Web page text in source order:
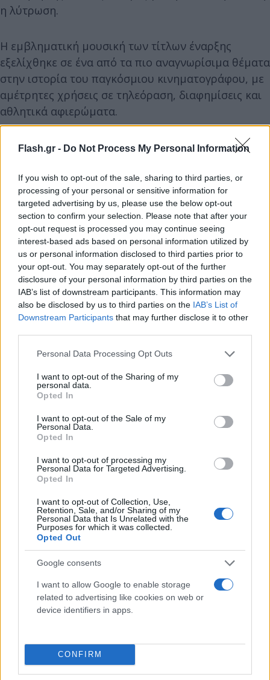
Flash.gr - Do Not Process My Personal Information
If you wish to opt-out of the sale, sharing to third parties, or
processing of your personal or sensitive information for
targeted advertising by us, please use the below opt-out
section to confirm your selection. Please note that after your
opt-out request is processed you may continue seeing
interest-based ads based on personal information utilized by
us or personal information disclosed to third parties prior to
your opt-out. You may separately opt-out of the further
disclosure of your personal information by third parties on the
IAB’s list of downstream participants. This information may
also be disclosed by us to third parties on the IAB’s List of
Downstream Participants that may further disclose it to other
Please note that this website/app uses one or more Google
not limited to your visit or usage behaviour. You may click to
grant or deny consent to Google and its third-party tags to
use your data for below specified purposes in below Google
consent section.
Personal Data Processing Opt Outs
I want to opt-out of the Sharing of my
personal data.
Opted In
I want to opt-out of the Sale of my
Personal Data.
Opted In
I want to opt-out of processing my
Personal Data for Targeted Advertising.
Opted In
I want to opt-out of Collection, Use,
Retention, Sale, and/or Sharing of my
Personal Data that Is Unrelated with the
Purposes for which it was collected.
Opted Out
Google consents
I want to allow Google to enable storage
related to advertising like cookies on web or
device identifiers in apps.
CONFIRM
η λύτρωση.
Η εμβληματική μουσική των τίτλων έναρξης
εξελίχθηκε σε ένα από τα πιο αναγνωρίσιμα θέματα
στην ιστορία του παγκόσμιου κινηματογράφου, με
αμέτρητες χρήσεις σε τηλεόραση, διαφημίσεις και
αθλητικά αφιερώματα.
Στα 54α Βραβεία Όσκαρ, η ταινία κατέκτησε
Καλύτερη Ταινία
Πρωτότυπο Σενάριο
Κοστούμια